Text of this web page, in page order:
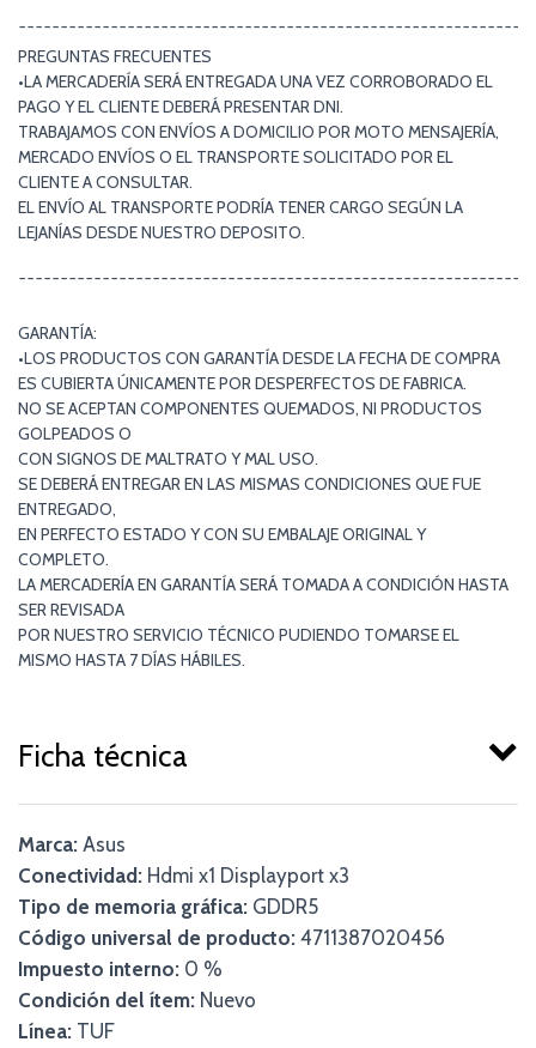
PREGUNTAS FRECUENTES
•LA MERCADERÍA SERÁ ENTREGADA UNA VEZ CORROBORADO EL
PAGO Y EL CLIENTE DEBERÁ PRESENTAR DNI.
TRABAJAMOS CON ENVÍOS A DOMICILIO POR MOTO MENSAJERÍA,
MERCADO ENVÍOS O EL TRANSPORTE SOLICITADO POR EL
CLIENTE A CONSULTAR.
EL ENVÍO AL TRANSPORTE PODRÍA TENER CARGO SEGÚN LA
LEJANÍAS DESDE NUESTRO DEPOSITO.
GARANTÍA:
•LOS PRODUCTOS CON GARANTÍA DESDE LA FECHA DE COMPRA
ES CUBIERTA ÚNICAMENTE POR DESPERFECTOS DE FABRICA.
NO SE ACEPTAN COMPONENTES QUEMADOS, NI PRODUCTOS
GOLPEADOS O
CON SIGNOS DE MALTRATO Y MAL USO.
SE DEBERÁ ENTREGAR EN LAS MISMAS CONDICIONES QUE FUE
ENTREGADO,
EN PERFECTO ESTADO Y CON SU EMBALAJE ORIGINAL Y
COMPLETO.
LA MERCADERÍA EN GARANTÍA SERÁ TOMADA A CONDICIÓN HASTA
SER REVISADA
POR NUESTRO SERVICIO TÉCNICO PUDIENDO TOMARSE EL
MISMO HASTA 7 DÍAS HÁBILES.
Ficha técnica
Marca: Asus
Conectividad: Hdmi x1 Displayport x3
Tipo de memoria gráfica: GDDR5
Código universal de producto: 4711387020456
Impuesto interno: 0 %
Condición del ítem: Nuevo
Línea: TUF